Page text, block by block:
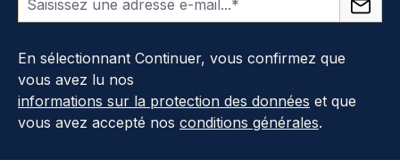
En sélectionnant Continuer, vous confirmez que
vous avez lu nos
informations sur la protection des données et que
vous avez accepté nos conditions générales.